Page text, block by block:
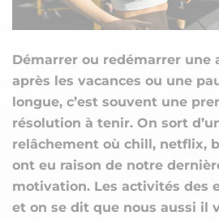
Démarrer ou redémarrer une
après les vacances ou une
longue, c’est souvent une
résolution à tenir. On sort
relâchement où chill, netflix,
ont eu raison de notre
motivation. Les activités des
et on se dit que nous aussi il